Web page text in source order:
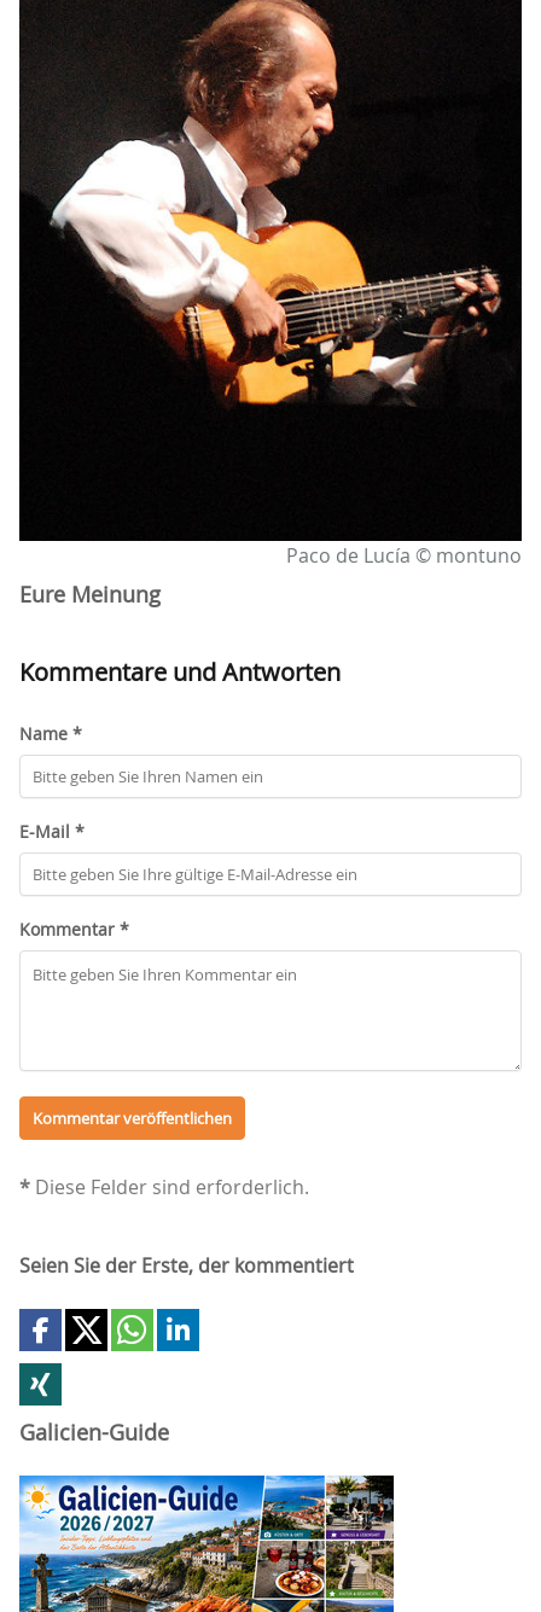
Paco de Lucía © montuno
Eure Meinung
Kommentare und Antworten
Name *
E-Mail *
Kommentar *
* Diese Felder sind erforderlich.
Seien Sie der Erste, der kommentiert
Galicien-Guide